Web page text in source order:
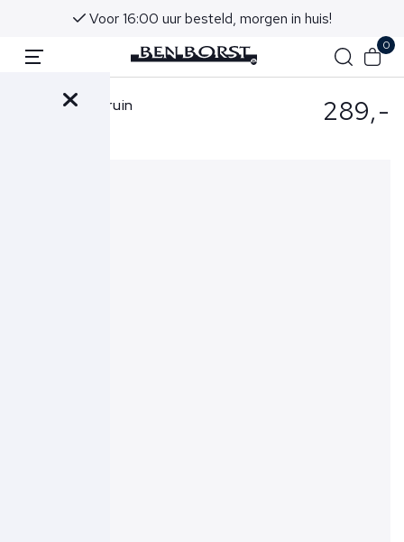
Voor 16:00 uur besteld, morgen in huis!
0
Ferilli Broek Bruin 289,-